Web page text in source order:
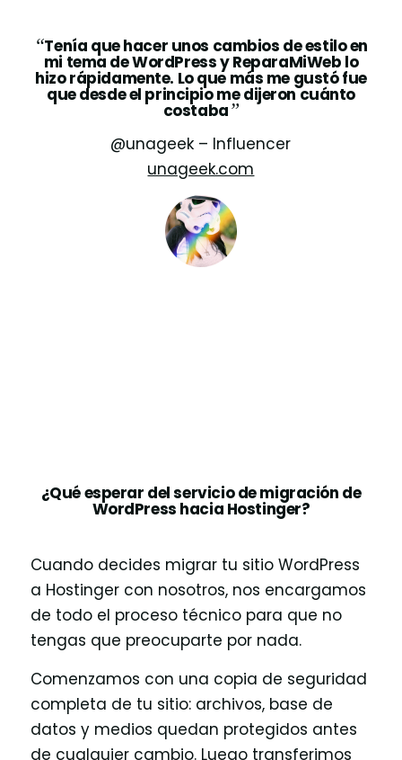
“Tenía que hacer unos cambios de estilo en
mi tema de WordPress y ReparaMiWeb lo
hizo rápidamente. Lo que más me gustó fue
que desde el principio me dijeron cuánto
costaba”
@unageek – Influencer
unageek.com
¿Qué esperar del servicio de migración de
WordPress hacia Hostinger?
Cuando decides migrar tu sitio WordPress
a Hostinger con nosotros, nos encargamos
de todo el proceso técnico para que no
tengas que preocuparte por nada.
Comenzamos con una copia de seguridad
completa de tu sitio: archivos, base de
datos y medios quedan protegidos antes
de cualquier cambio. Luego transferimos